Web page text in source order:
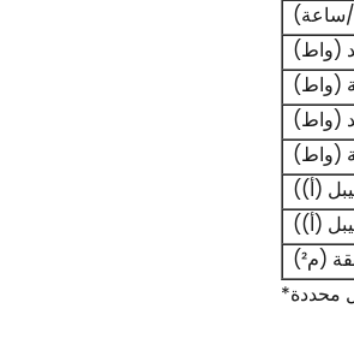
ساعة)
(واط)
(واط)
(واط)
(واط)
(أ))
(أ))
(م²)